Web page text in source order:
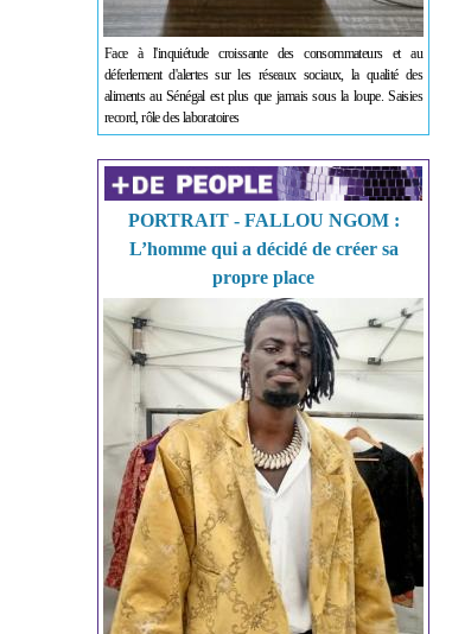
Face à l'inquiétude croissante des consommateurs et au
déferlement d'alertes sur les réseaux sociaux, la qualité des
aliments au Sénégal est plus que jamais sous la loupe. Saisies
record, rôle des laboratoires
PORTRAIT - FALLOU NGOM :
L’homme qui a décidé de créer sa
propre place